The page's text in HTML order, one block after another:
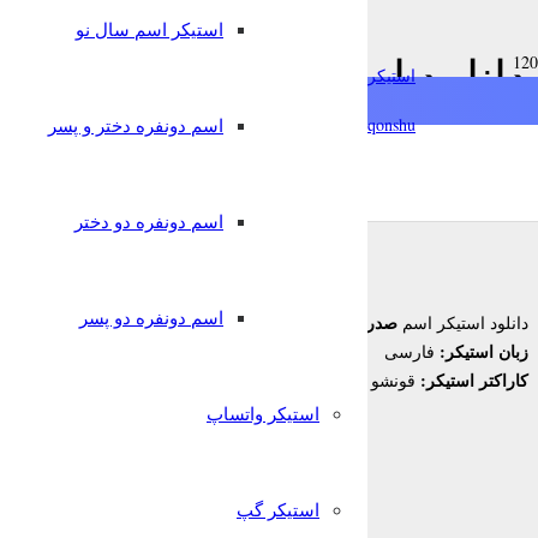
استیکرساز
qonshu@
استیکر اسم سال نو
اسم دونفره دختر و پسر
اسم دونفره دو دختر
اسم دونفره دو پسر
استیکر واتساپ
استیکر گپ
دانلود استیکر اسم صدرا
دانلود استیکر اسم صدرا
زبان استیکر: فارسی
کاراکتر استیکر: قونشو